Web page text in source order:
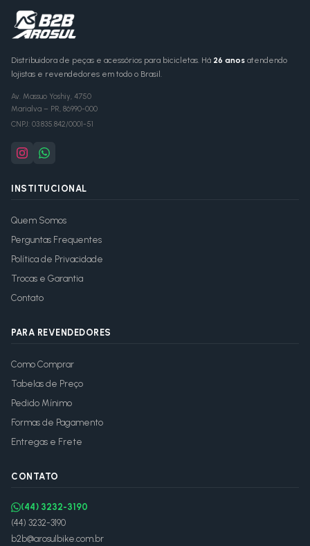
Distribuidora de peças e acessórios para bicicletas. Há 26 anos atendendo
lojistas e revendedores em todo o Brasil.
Av. Massuo Yoshiy, 4750
Marialva – PR, 86990-000
CNPJ: 03.835.842/0001-51
INSTITUCIONAL
Quem Somos
Perguntas Frequentes
Política de Privacidade
Trocas e Garantia
Contato
PARA REVENDEDORES
Como Comprar
Tabelas de Preço
Pedido Mínimo
Formas de Pagamento
Entregas e Frete
CONTATO
(44) 3232-3190
(44) 3232-3190
b2b@arosulbike.com.br